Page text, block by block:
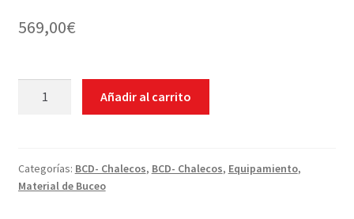
569,00€
cantidad
Añadir al carrito
Categorías: BCD- Chalecos, BCD- Chalecos, Equipamiento,
Material de Buceo